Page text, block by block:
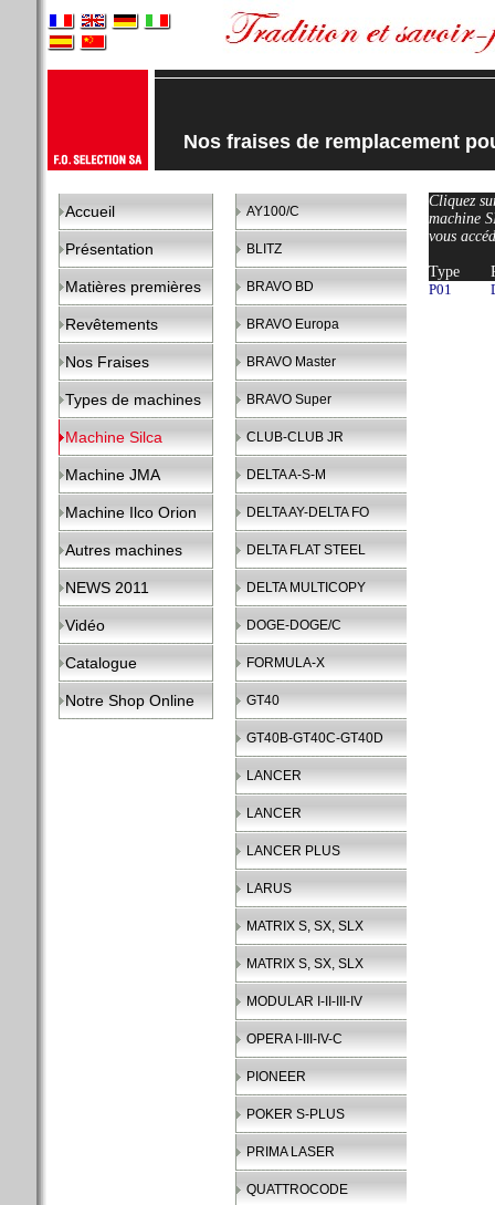
Nos fraises de remplacement
Accueil
Présentation
Matières premières
Revêtements
Nos Fraises
Types de machines
Machine Silca
Machine JMA
Machine Ilco Orion
Autres machines
NEWS 2011
Vidéo
Catalogue
Notre Shop Online
AY100/C
BLITZ
BRAVO BD
BRAVO Europa
BRAVO Master
BRAVO Super
CLUB-CLUB JR
DELTA A-S-M
DELTA AY-DELTA FO
DELTA FLAT STEEL
DELTA MULTICOPY
DOGE-DOGE/C
FORMULA-X
GT40
GT40B-GT40C-GT40D
LANCER
LANCER
LANCER PLUS
LARUS
MATRIX S, SX, SLX
MATRIX S, SX, SLX
MODULAR I-II-III-IV
OPERA I-III-IV-C
PIONEER
POKER S-PLUS
PRIMA LASER
QUATTROCODE
Cliquez
machine
vous
Type
P01